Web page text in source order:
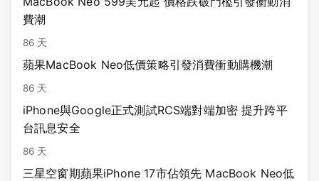
費潮
86 天
蘋果MacBook Neo低價策略引發消費衝動購機潮
86 天
iPhone與Google正式測試RCS端對端加密 提升跨平
台訊息安全
86 天
三星空窗期蘋果iPhone 17市佔領先 MacBook Neo低